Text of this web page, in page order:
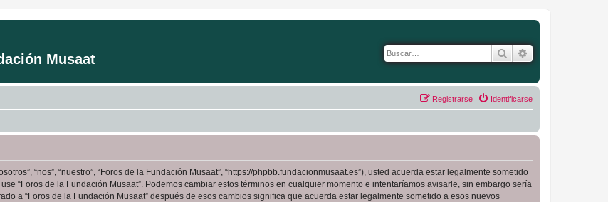
Musaat Buscar
Identificarse
Registrarse
“nos”, “nuestro”, “Foros de la Fundación Musaat”, “https://phpbb.fundacionmusaat.es”), usted acuerda estar legalmente sometido
“Foros de la Fundación Musaat”. Podemos cambiar estos términos en cualquier momento e intentaríamos avisarle, sin embargo sería
a “Foros de la Fundación Musaat” después de esos cambios significa que acuerda estar legalmente sometido a esos nuevos